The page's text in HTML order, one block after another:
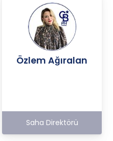
Özlem Ağıralan
Saha Direktörü